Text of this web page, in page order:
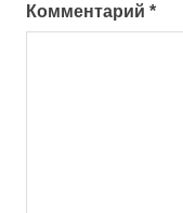
Комментарий *